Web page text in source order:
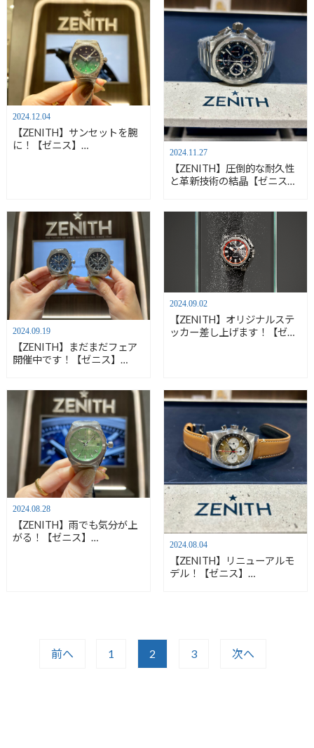
2024.12.04
【ZENITH】サンセットを腕
に！【ゼニス】
2024.11.27
【ZENITH】圧倒的な耐久性
と革新技術の結晶【ゼニス】
2024.09.19
【ZENITH】まだまだフェア
開催中です！【ゼニス】
2024.09.02
【ZENITH】オリジナルステ
ッカー差し上げます！【ゼニ
2024.08.28
【ZENITH】雨でも気分が上
がる！【ゼニス】
2024.08.04
【ZENITH】リニューアルモ
デル！【ゼニス】
前へ 1 2 3 次へ